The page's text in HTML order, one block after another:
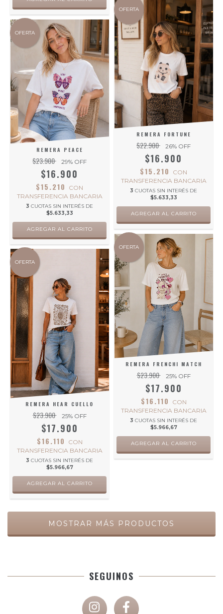
OFERTA
REMERA PEACE
$23.900 29% OFF
$16.900
$15.210
CON
TRANSFERENCIA BANCARIA
3 CUOTAS SIN INTERÉS DE
$5.633,33
AGREGAR AL CARRITO
OFERTA
REMERA FORTUNE
$22.900 26% OFF
$16.900
$15.210
CON
TRANSFERENCIA BANCARIA
3 CUOTAS SIN INTERÉS DE
$5.633,33
AGREGAR AL CARRITO
OFERTA
REMERA HEAR CUELLO
$23.900 25% OFF
$17.900
$16.110
CON
TRANSFERENCIA BANCARIA
3 CUOTAS SIN INTERÉS DE
$5.966,67
AGREGAR AL CARRITO
OFERTA
REMERA FRENCHI MATCH
$23.900 25% OFF
$17.900
$16.110
CON
TRANSFERENCIA BANCARIA
3 CUOTAS SIN INTERÉS DE
$5.966,67
AGREGAR AL CARRITO
MOSTRAR MÁS PRODUCTOS
SEGUINOS